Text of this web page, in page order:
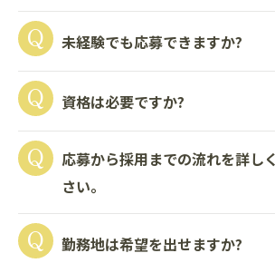
未経験でも応募できますか?
資格は必要ですか?
応募から採用までの流れを詳し
さい。
勤務地は希望を出せますか?